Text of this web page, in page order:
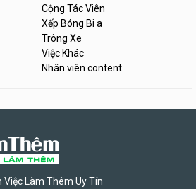
Cộng Tác Viên
Xếp Bóng Bi a
Trông Xe
Việc Khác
Nhân viên content
Làm Thêm Uy Tín